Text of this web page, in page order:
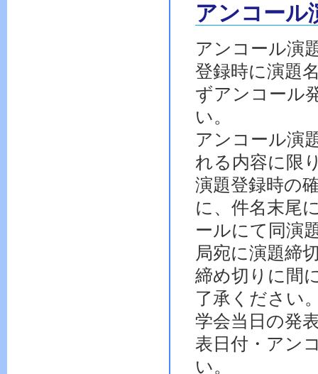
アンコール
アンコール演
登録時に演題
ずアンコール
い。
アンコール演
れる内容に限
演題登録時の
に、件名末尾
ールにて同演
局宛に演題締
締め切りに間
了承ください
学会当日の発
表日付・アン
い。